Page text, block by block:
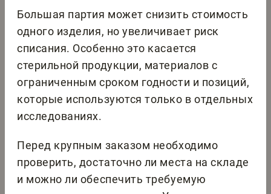
Большая партия может снизить стоимость
одного изделия, но увеличивает риск
списания. Особенно это касается
стерильной продукции, материалов с
ограниченным сроком годности и позиций,
которые используются только в отдельных
исследованиях.
Перед крупным заказом необходимо
проверить, достаточно ли места на складе
и можно ли обеспечить требуемую